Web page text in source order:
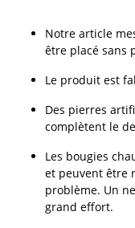
Notre article
être placé sans
Le produit est
Des pierres
complètent le
Les bougies
et peuvent être
problème. Un
grand effort.